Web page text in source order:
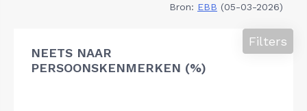
Bron: EBB (05-03-2026)
NEETS NAAR
PERSOONSKENMERKEN (%)
Filters